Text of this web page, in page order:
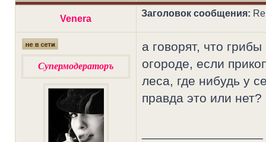
Venera
Заголовок сообщения:
Супермодераторъ
а говорят, что
огороде, если
леса, где нибудь у
правда это или нет?